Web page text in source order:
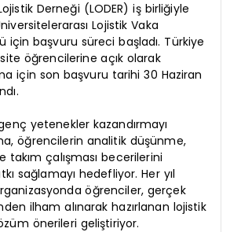
Derneği (LODER) iş birliğiyle
Lojistik Vaka
için başvuru süreci başladı. Türkiye
öğrencilerine açık olarak
için son başvuru tarihi 30 Haziran
yetenekler kazandırmayı
öğrencilerin analitik düşünme,
çalışması becerilerini
sağlamayı hedefliyor. Her yıl
öğrenciler, gerçek
ilham alınarak hazırlanan lojistik
önerileri geliştiriyor.